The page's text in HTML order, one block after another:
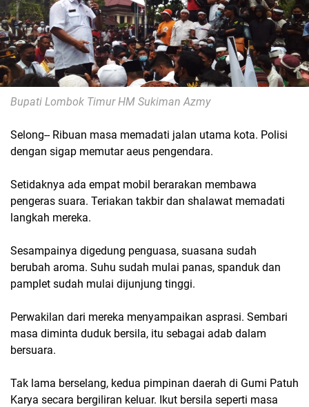
Bupati Lombok Timur HM Sukiman Azmy
Selong-- Ribuan masa memadati jalan utama kota. Polisi
dengan sigap memutar aeus pengendara.
Setidaknya ada empat mobil berarakan membawa
pengeras suara. Teriakan takbir dan shalawat memadati
langkah mereka.
Sesampainya digedung penguasa, suasana sudah
berubah aroma. Suhu sudah mulai panas, spanduk dan
pamplet sudah mulai dijunjung tinggi.
Perwakilan dari mereka menyampaikan asprasi. Sembari
masa diminta duduk bersila, itu sebagai adab dalam
bersuara.
Tak lama berselang, kedua pimpinan daerah di Gumi Patuh
Karya secara bergiliran keluar. Ikut bersila seperti masa